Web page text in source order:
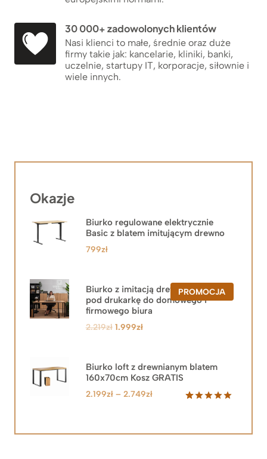
30 000+ zadowolonych klientów
Nasi klienci to małe, średnie oraz duże
firmy takie jak: kancelarie, kliniki, banki,
uczelnie, startupy IT, korporacje, siłownie i
wiele innych.
Okazje
Biurko regulowane elektrycznie
Basic z blatem imitującym drewno
799zł
PROMOCJAPRODUKT
W
Biurko z imitacją drewna z szafką
pod drukarkę do domowego i
firmowego biura
2.219zł Pierwotna
2.219zł.
1.999złAktualna
1.999zł.
Biurko loft z drewnianym blatem
160x70cm Kosz GRATIS
2.199zł – 2.749złZakres
2.199zł